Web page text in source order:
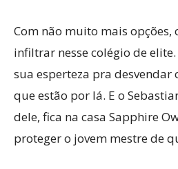
Com não muito mais opções,
infiltrar nesse colégio de
sua esperteza pra desvendar
que estão por lá. E o
dele, fica na casa Sapphire
proteger o jovem mestre de